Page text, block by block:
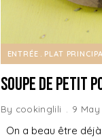
ENTRÉE PLAT
Soupe de Petit
By cookinglili 9 May
On a beau être